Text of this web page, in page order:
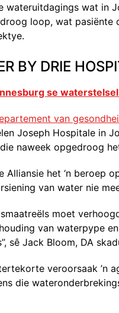
wateruitdagings wat in
loop, wat
BY DRIE
se
van
Joseph Hospitale in
naweek opgedroog
Alliansie het ‘n beroep
van water nie
moet
van waterpype
sê Jack Bloom, DA
veroorsaak ’n
die